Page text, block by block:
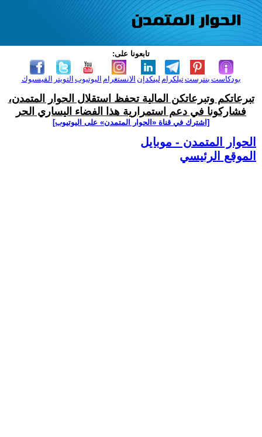
تابعونا على:
الفيسبوك التويتر اليوتيوب الانستغرام لينكدإن تيلكرامبنترست بودكاست
تبرعاتكم وتبرعاتكن المالية تحفظ استقلال الحوار المتمدن،
فشاركونا في دعم استمرارية هذا الفضاء اليساري الحر
[اشترك في قناة ‫«الحوار المتمدن» على اليوتيوب]
الحوار المتمدن - موبايل
الموقع الرئيسي